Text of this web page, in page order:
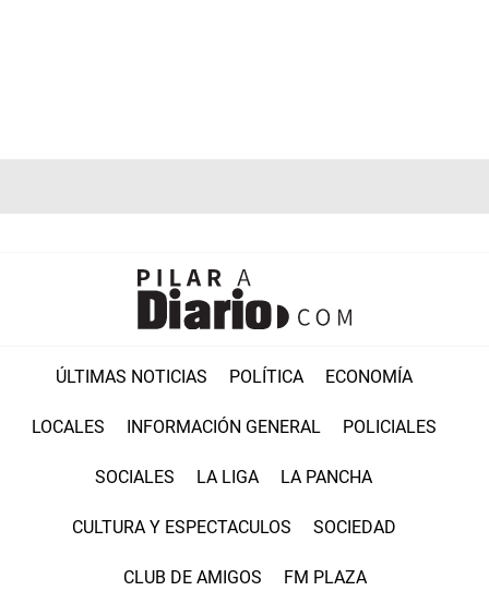
ÚLTIMAS NOTICIAS POLÍTICA ECONOMÍA
LOCALES INFORMACIÓN GENERAL POLICIALES
SOCIALES LA LIGA LA PANCHA
CULTURA Y ESPECTACULOS SOCIEDAD
CLUB DE AMIGOS FM PLAZA